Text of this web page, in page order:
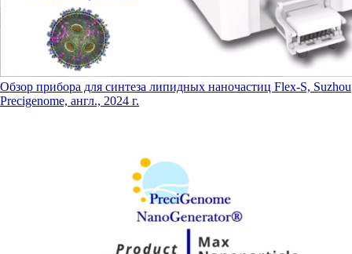
Обзор прибора для синтеза липидных наночастиц Flex-S, Suzhou
Precigenome, англ., 2024 г.